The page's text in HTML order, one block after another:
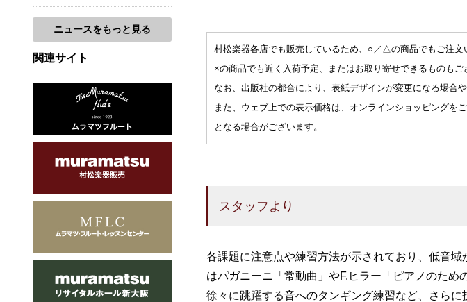
村松楽器各店でも販売しているため、○／△の商品でもご注文
×の商品でも近く入荷予定、またはお取り寄せできるものも
なお、出版社の都合により、表紙デザインが変更になる場合
また、ウェブ上での表示価格は、オンラインショッピングを
となる場合がございます。
スタッフより
各課題に注意点や練習方法が示されており、低音
はパガニーニ「常動曲」やF.ヒラー「ピアノのため
徐々に跳躍する音へのタンギング練習など、さら
ニュースをもっと見る
関連サイト